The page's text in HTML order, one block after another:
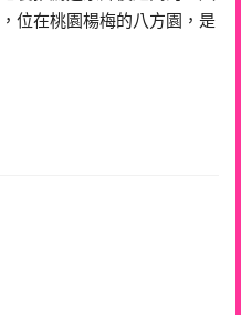
位在桃園楊梅的八方園，是